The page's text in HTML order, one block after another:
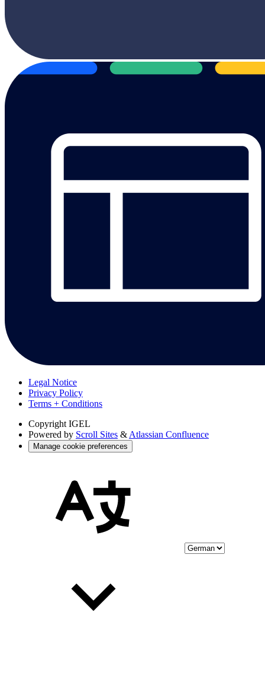
Legal Notice
Privacy Policy
Terms + Conditions
Copyright IGEL
Powered by Scroll Sites & Atlassian Confluence
Manage cookie preferences